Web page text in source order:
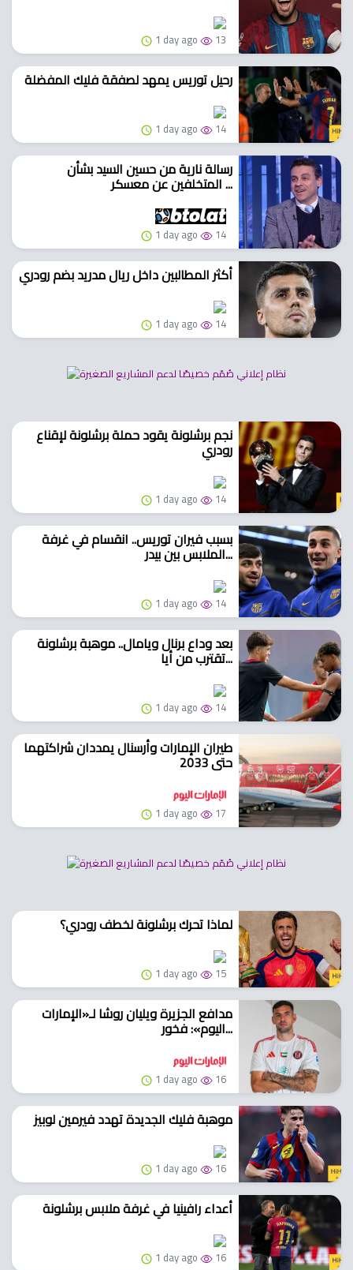
1 day ago 13
رحيل توريس يمهد لصفقة فليك المفضلة
1 day ago 14
رسالة نارية من حسين السيد بشأن
المتخلفين عن معسكر ...
1 day ago 14
أكثر المطالبين داخل ريال مدريد بضم رودري
1 day ago 14
نجم برشلونة يقود حملة برشلونة لإقناع
رودري
1 day ago 14
بسبب فيران توريس.. انقسام في غرفة
الملابس بين بيدر...
1 day ago 14
بعد وداع برنال ويامال.. موهبة برشلونة
تقترب من أيا...
1 day ago 14
طيران الإمارات وأرسنال يمددان شراكتهما
حتى 2033
1 day ago 17
لماذا تحرك برشلونة لخطف رودري؟
1 day ago 15
مدافع الجزيرة ويليان روشا لـ«الإمارات
اليوم»: فخور...
1 day ago 16
موهبة فليك الجديدة تهدد فيرمين لوبيز
1 day ago 16
أعداء رافينيا في غرفة ملابس برشلونة
1 day ago 16